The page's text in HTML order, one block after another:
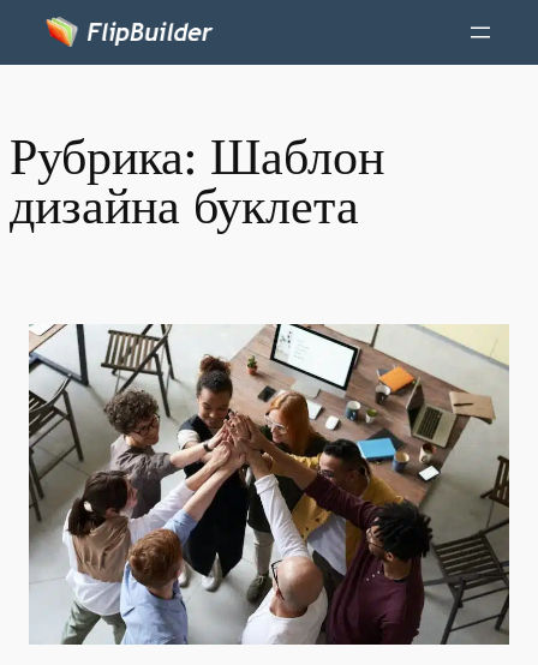
Рубрика: Шаблон
дизайна буклета